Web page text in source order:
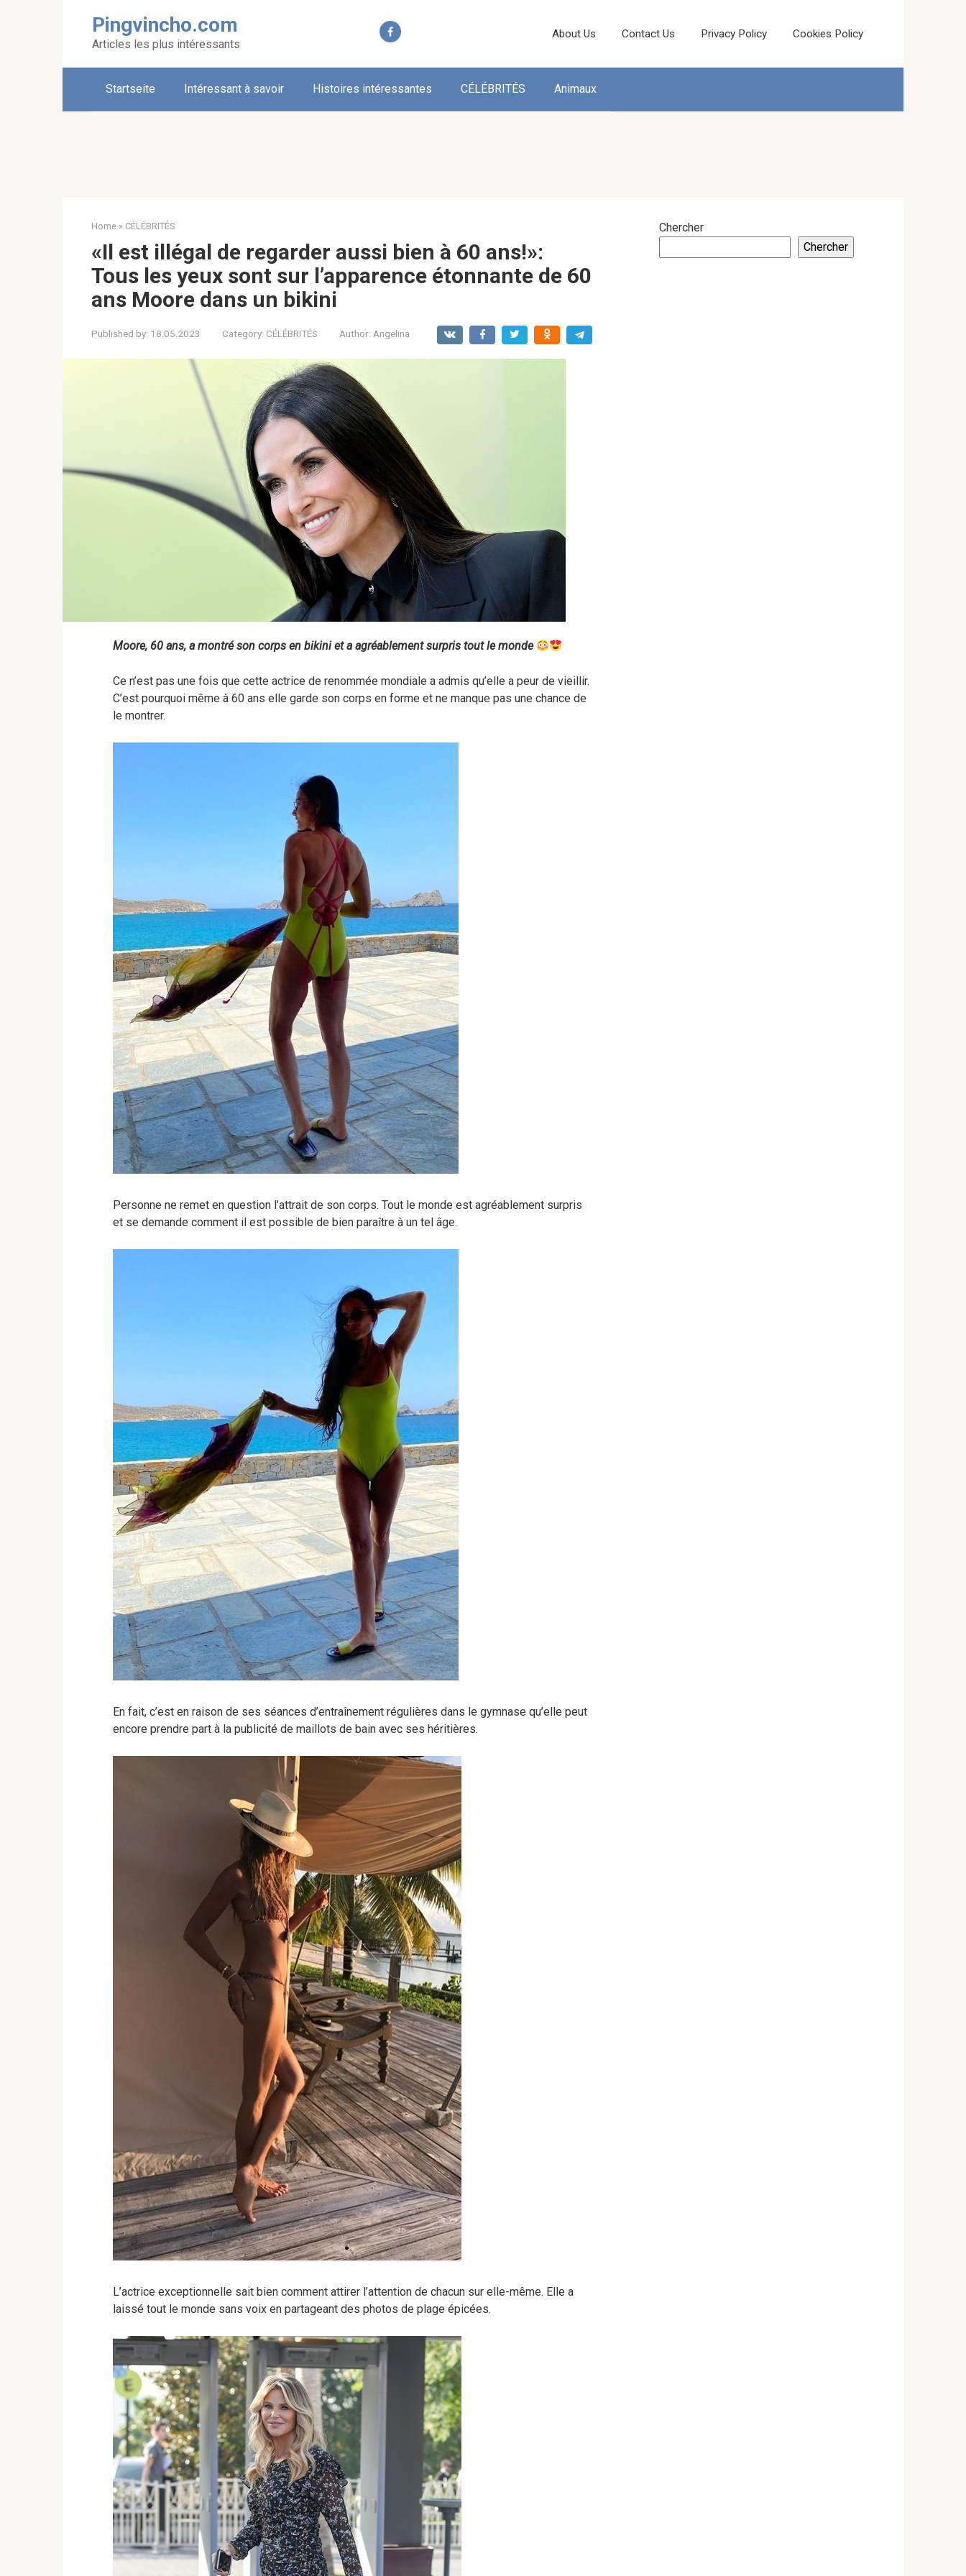
Pingvincho.com
Articles les plus intéressants
About Us Contact Us Privacy Policy Cookies Policy
Startseite Intéressant à savoir Histoires intéressantes CÉLÉBRITÉS Animaux
Home » CÉLÉBRITÉS
«Il est illégal de regarder aussi bien à 60 ans!»:
Tous les yeux sont sur l’apparence étonnante de 60
ans Moore dans un bikini
Published by: 18.05.2023 Category: CÉLÉBRITÉS Author: Angelina
Moore, 60 ans, a montré son corps en bikini et a agréablement surpris tout le monde
Ce n’est pas une fois que cette actrice de renommée mondiale a admis qu’elle a peur de vieillir.
C’est pourquoi même à 60 ans elle garde son corps en forme et ne manque pas une chance de
le montrer.
Personne ne remet en question l’attrait de son corps. Tout le monde est agréablement surpris
et se demande comment il est possible de bien paraître à un tel âge.
En fait, c’est en raison de ses séances d’entraînement régulières dans le gymnase qu’elle peut
encore prendre part à la publicité de maillots de bain avec ses héritières.
L’actrice exceptionnelle sait bien comment attirer l’attention de chacun sur elle-même. Elle a
laissé tout le monde sans voix en partageant des photos de plage épicées.
Chercher
Chercher